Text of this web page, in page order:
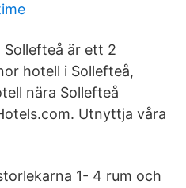
Sollefteå är ett 2
hotell i Sollefteå,
nära Sollefteå
Utnyttja våra
1- 4 rum och